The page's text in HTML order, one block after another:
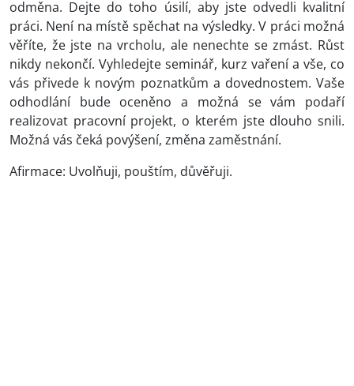
odměna. Dejte do toho úsilí, aby jste odvedli kvalitní
práci. Není na místě spěchat na výsledky. V práci možná
věříte, že jste na vrcholu, ale nenechte se zmást. Růst
nikdy nekončí. Vyhledejte seminář, kurz vaření a vše, co
vás přivede k novým poznatkům a dovednostem. Vaše
odhodlání bude oceněno a možná se vám podaří
realizovat pracovní projekt, o kterém jste dlouho snili.
Možná vás čeká povýšení, změna zaměstnání.
Afirmace: Uvolňuji, pouštím, důvěřuji.